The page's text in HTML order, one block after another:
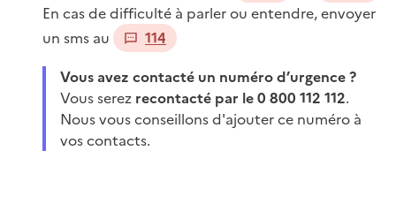
En cas de difficulté à parler ou entendre, envoyer
un sms au
114
Vous avez contacté un numéro d’urgence ?
Vous serez recontacté par le 0 800 112 112.
Nous vous conseillons d'ajouter ce numéro à
vos contacts.